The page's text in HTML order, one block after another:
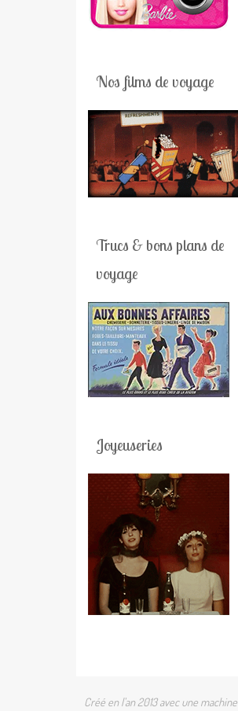
Nos films de voyage
Trucs & bons plans de
voyage
Joyeuseries
Créé en l'an 2013 avec une